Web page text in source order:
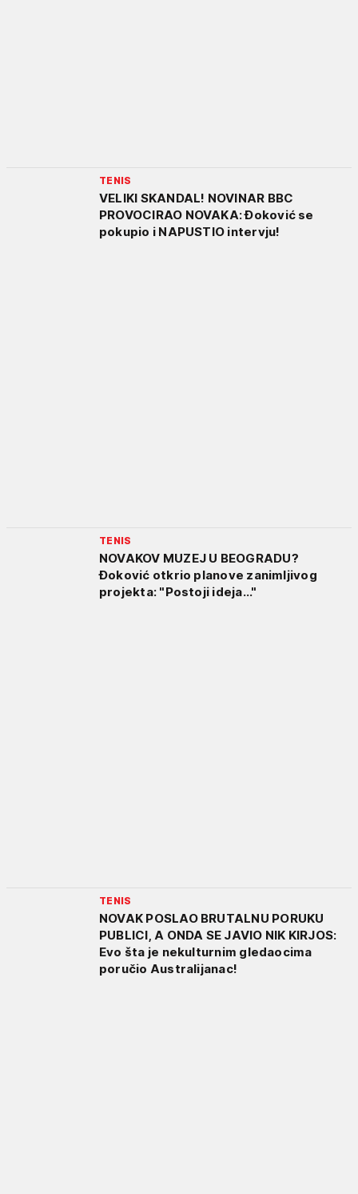
TENIS
VELIKI SKANDAL! NOVINAR BBC
PROVOCIRAO NOVAKA: Đoković se
pokupio i NAPUSTIO intervju!
TENIS
NOVAKOV MUZEJ U BEOGRADU?
Đoković otkrio planove zanimljivog
projekta: "Postoji ideja..."
TENIS
NOVAK POSLAO BRUTALNU PORUKU
PUBLICI, A ONDA SE JAVIO NIK KIRJOS:
Evo šta je nekulturnim gledaocima
poručio Australijanac!